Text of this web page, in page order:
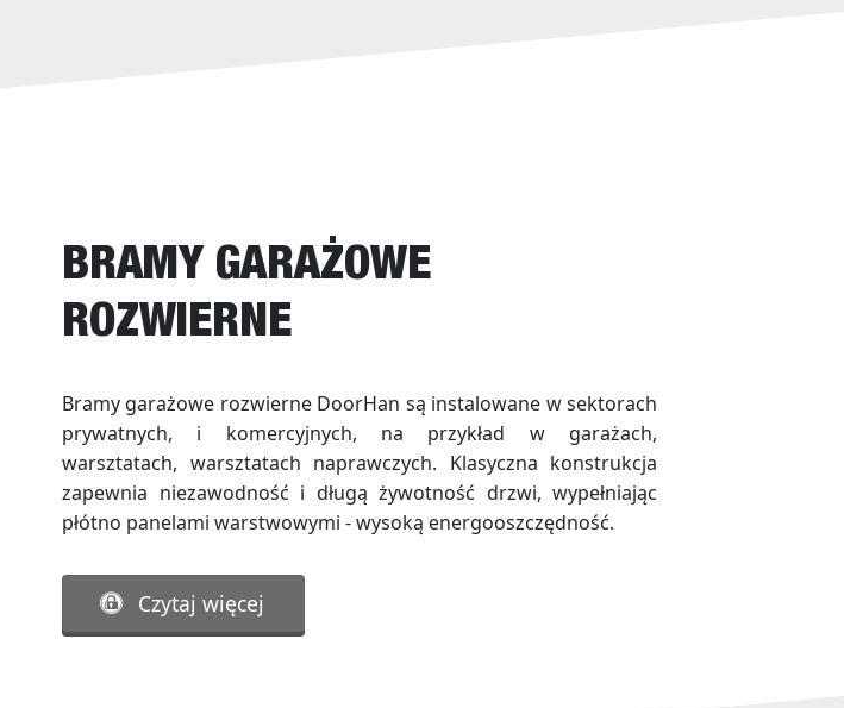
BRAMY GARAŻOWE
ROZWIERNE
Bramy garażowe rozwierne DoorHan są instalowane w sektorach
prywatnych, i komercyjnych, na przykład w garażach,
warsztatach, warsztatach naprawczych. Klasyczna konstrukcja
zapewnia niezawodność i długą żywotność drzwi, wypełniając
płótno panelami warstwowymi - wysoką energooszczędność.
Czytaj więcej